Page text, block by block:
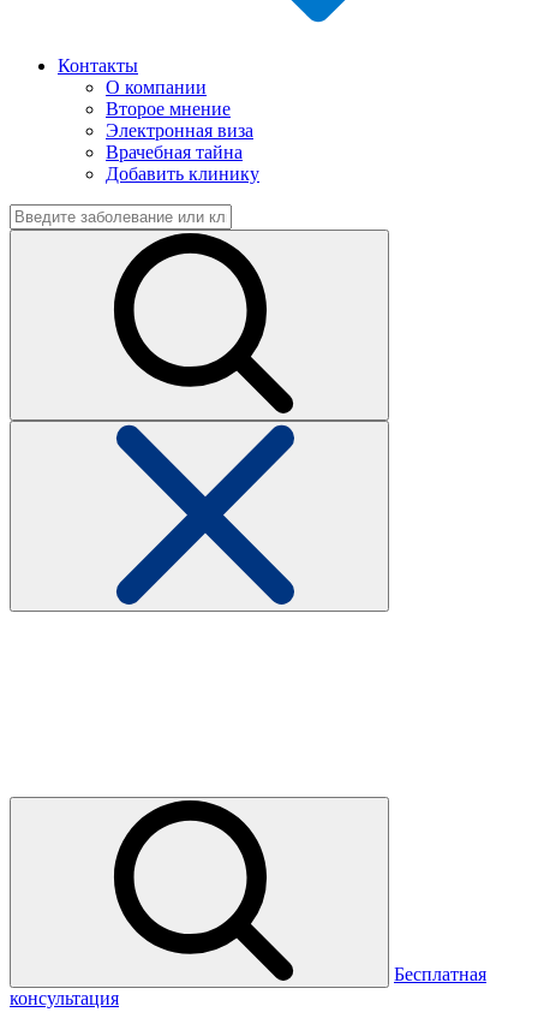
Контакты
О компании
Второе мнение
Электронная виза
Врачебная тайна
Добавить клинику
Бесплатная
консультация